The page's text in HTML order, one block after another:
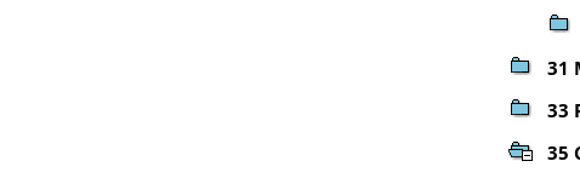
31
33
35